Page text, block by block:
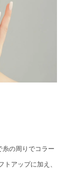
の周りでコラー
アップに加え、